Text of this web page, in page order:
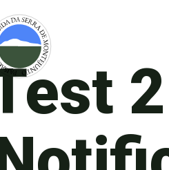
2